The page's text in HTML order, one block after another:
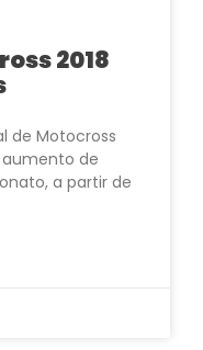
2018
de Motocross
de
a partir de